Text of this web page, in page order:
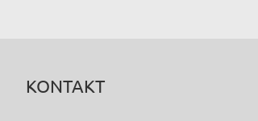
KONTAKT